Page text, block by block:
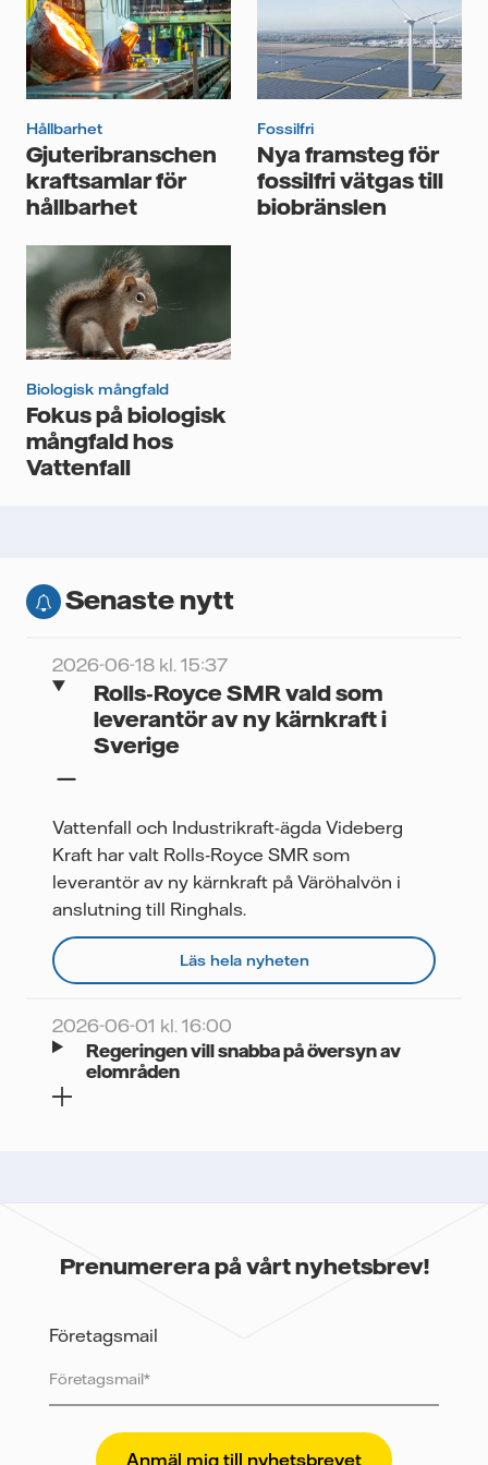
Jag samtycker till att Vattenfall behandlar mina
personuppgifter för att kunna skicka mig
nyhetsbrevet.*
Hållbarhet
Gjuteribranschen
kraftsamlar för
hållbarhet
Fossilfri
Nya framsteg för
fossilfri vätgas till
biobränslen
Biologisk mångfald
Fokus på biologisk
mångfald hos
Vattenfall
Senaste nytt
2026-06-18 kl. 15:37
Rolls‑Royce SMR vald som
leverantör av ny kärnkraft i
Sverige
Vattenfall och Industrikraft-ägda Videberg
Kraft har valt Rolls‑Royce SMR som
leverantör av ny kärnkraft på Väröhalvön i
anslutning till Ringhals.
Läs hela nyheten
2026-06-01 kl. 16:00
Regeringen vill snabba på översyn av
elområden
Prenumerera på vårt nyhetsbrev!
Företagsmail
Vattenfall skyddar och respekterar din integritet. För